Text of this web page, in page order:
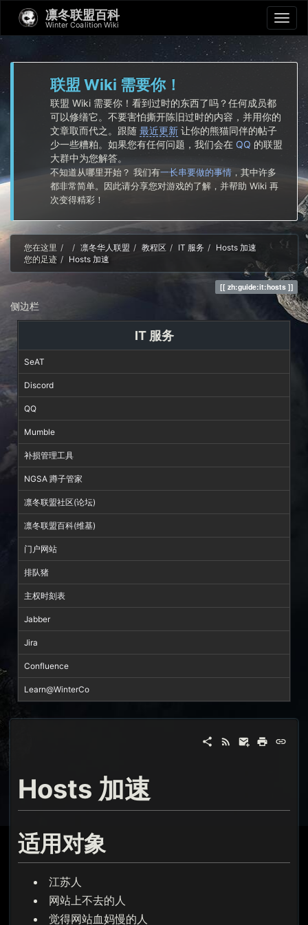
凛冬联盟百科
Winter Coalition Wiki
联盟 Wiki 需要你！
联盟 Wiki 需要你！看到过时的东西了吗？任何成员都
可以修缮它。不要害怕撕开陈旧过时的内容，并用你的
文章取而代之。跟随最近更新 让你的熊猫同伴的帖子
少一些糟粕。如果您有任何问题，我们会在 QQ 的联盟
大群中为您解答。
不知道从哪里开始？ 我们有一长串要做的事情 ，其中许多
都非常简单。因此请分享您对游戏的了解，并帮助 Wiki 再
次变得精彩！
您在这里 Home凛冬华人联盟 教程区 IT 服务
Hosts 加速
您的足迹
Hosts 加速
zh:guide:it:hosts
侧边栏
IT 服务
SeAT
Discord
QQ
Mumble
补损管理工具
NGSA 蹲子管家
凛冬联盟社区(论坛)
凛冬联盟百科(维基)
门户网站
排队猪
主权时刻表
Jabber
Jira
Confluence
Learn@WinterCo
Hosts 加速
适用对象
江苏人
网站上不去的人
觉得网站血妈慢的人